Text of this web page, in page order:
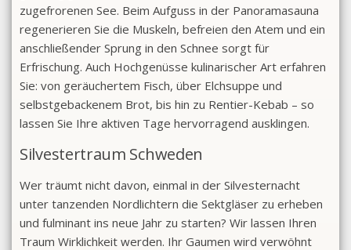
zugefrorenen See. Beim Aufguss in der Panoramasauna
regenerieren Sie die Muskeln, befreien den Atem und ein
anschließender Sprung in den Schnee sorgt für
Erfrischung. Auch Hochgenüsse kulinarischer Art erfahren
Sie: von geräuchertem Fisch, über Elchsuppe und
selbstgebackenem Brot, bis hin zu Rentier-Kebab – so
lassen Sie Ihre aktiven Tage hervorragend ausklingen.
Silvestertraum Schweden
Wer träumt nicht davon, einmal in der Silvesternacht
unter tanzenden Nordlichtern die Sektgläser zu erheben
und fulminant ins neue Jahr zu starten? Wir lassen Ihren
Traum Wirklichkeit werden. Ihr Gaumen wird verwöhnt